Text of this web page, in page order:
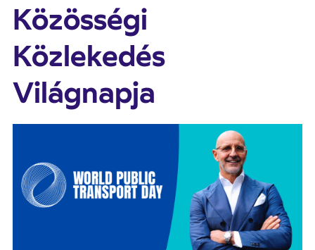
Közösségi
Közlekedés
Világnapja